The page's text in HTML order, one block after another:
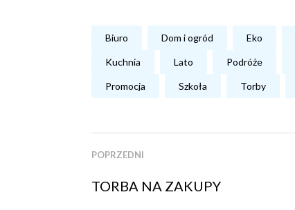
Biuro Dom i ogród Eko
Kuchnia Lato Podróże
Promocja Szkoła Torby
POPRZEDNI
TORBA NA ZAKUPY